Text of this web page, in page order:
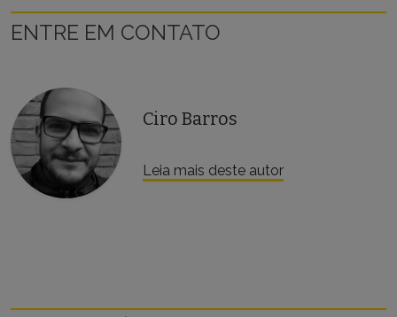
ENTRE EM CONTATO
Ciro Barros
Leia mais deste autor